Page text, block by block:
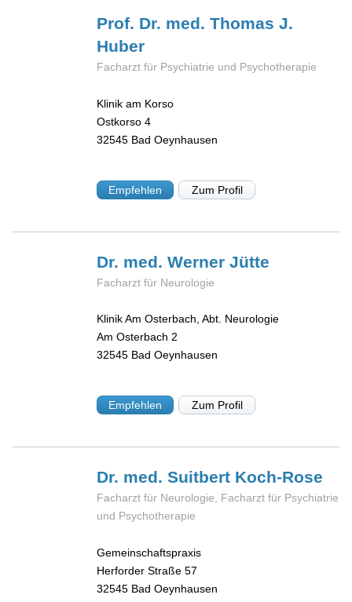
Prof. Dr. med. Thomas J.
Huber
Facharzt für Psychiatrie und Psychotherapie
Klinik am Korso
Ostkorso 4
32545 Bad Oeynhausen
Empfehlen Zum Profil
Dr. med. WernerJütte
Facharzt für Neurologie
Klinik Am Osterbach, Abt. Neurologie
Am Osterbach 2
32545 Bad Oeynhausen
Empfehlen Zum Profil
Dr. med. Suitbert Koch-Rose
Facharzt für Neurologie, Facharzt für Psychiatrie
und Psychotherapie
Gemeinschaftspraxis
Herforder Straße 57
32545 Bad Oeynhausen